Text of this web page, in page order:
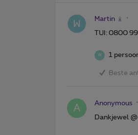
Martin
TUI: 0800 99
W 1
Beste
A Anonymous
Dankjewel